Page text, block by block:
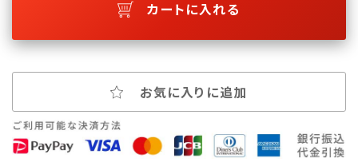
カートに入れる
お気に入りに追加